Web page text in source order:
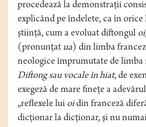
procedează la demonstraţii
explicând pe îndelete, ca în orice
ştiinţă, cum a evoluat diftongul
(pronunţat ua) din limba
neologice împrumutate de limba
Diftong sau vocale în hiat, de
exegeză de mare ﬁneţe a
„reﬂexele lui oidin franceză
dicţionar la dicţionar, şi nu